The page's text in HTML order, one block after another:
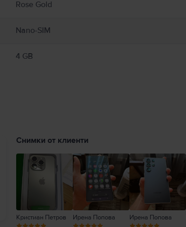
Rose Gold
Nano-SIM
4 GB
Снимки от клиенти
Кристиан Петров Ирена Попова Ирена Попова